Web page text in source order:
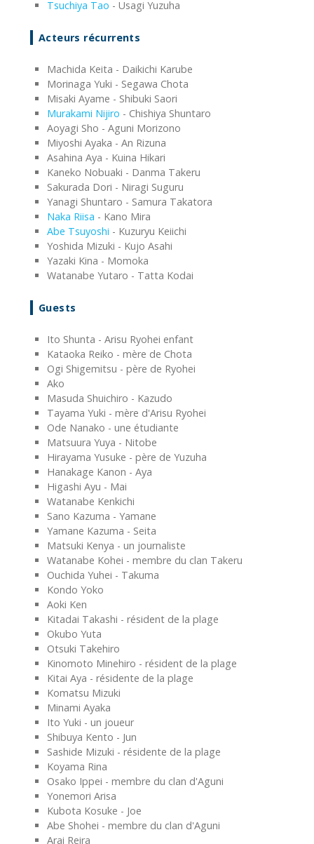
Tsuchiya Tao - Usagi Yuzuha
Acteurs récurrents
Machida Keita - Daikichi Karube
Morinaga Yuki - Segawa Chota
Misaki Ayame - Shibuki Saori
Murakami Nijiro - Chishiya Shuntaro
Aoyagi Sho - Aguni Morizono
Miyoshi Ayaka - An Rizuna
Asahina Aya - Kuina Hikari
Kaneko Nobuaki - Danma Takeru
Sakurada Dori - Niragi Suguru
Yanagi Shuntaro - Samura Takatora
Naka Riisa - Kano Mira
Abe Tsuyoshi - Kuzuryu Keiichi
Yoshida Mizuki - Kujo Asahi
Yazaki Kina - Momoka
Watanabe Yutaro - Tatta Kodai
Guests
Ito Shunta - Arisu Ryohei enfant
Kataoka Reiko - mère de Chota
Ogi Shigemitsu - père de Ryohei
Ako
Masuda Shuichiro - Kazudo
Tayama Yuki - mère d'Arisu Ryohei
Ode Nanako - une étudiante
Matsuura Yuya - Nitobe
Hirayama Yusuke - père de Yuzuha
Hanakage Kanon - Aya
Higashi Ayu - Mai
Watanabe Kenkichi
Sano Kazuma - Yamane
Yamane Kazuma - Seita
Matsuki Kenya - un journaliste
Watanabe Kohei - membre du clan Takeru
Ouchida Yuhei - Takuma
Kondo Yoko
Aoki Ken
Kitadai Takashi - résident de la plage
Okubo Yuta
Otsuki Takehiro
Kinomoto Minehiro - résident de la plage
Kitai Aya - résidente de la plage
Komatsu Mizuki
Minami Ayaka
Ito Yuki - un joueur
Shibuya Kento - Jun
Sashide Mizuki - résidente de la plage
Koyama Rina
Osako Ippei - membre du clan d'Aguni
Yonemori Arisa
Kubota Kosuke - Joe
Abe Shohei - membre du clan d'Aguni
Arai Reira